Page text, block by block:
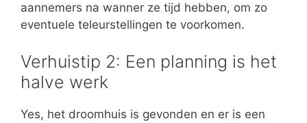
aannemers na wanner ze tijd hebben, om zo
eventuele teleurstellingen te voorkomen.
Verhuistip 2: Een planning is het
halve werk
Yes, het droomhuis is gevonden en er is een